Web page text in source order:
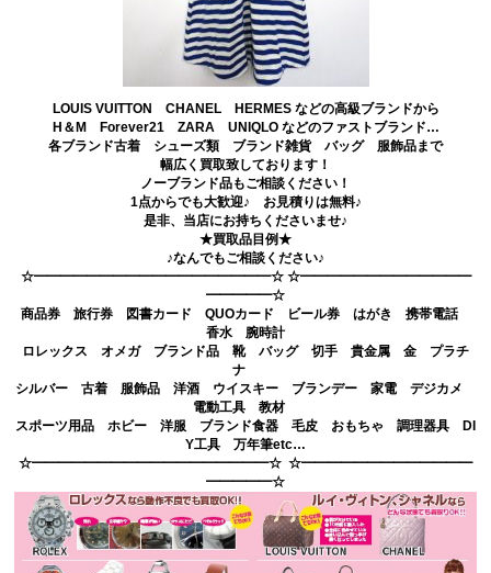
LOUIS VUITTON CHANEL HERMES などの高級ブランドから
H＆M Forever21 ZARA UNIQLO などのファストブランド…
各ブランド古着 シューズ類 ブランド雑貨 バッグ 服飾品まで
幅広く買取致しております！
ノーブランド品もご相談ください！
1点からでも大歓迎♪ お見積りは無料♪
是非、当店にお持ちくださいませ♪
★買取品目例★
♪なんでもご相談ください♪
☆━━━━━━━━━━━━━━━━━━☆ ☆━━━━━━━━━━━━━
━━━━━☆
商品券 旅行券 図書カード QUOカード ビール券 はがき 携帯電話
香水 腕時計
ロレックス オメガ ブランド品 靴 バッグ 切手 貴金属 金 プラチ
ナ
シルバー 古着 服飾品 洋酒 ウイスキー ブランデー 家電 デジカメ
電動工具 教材
スポーツ用品 ホビー 洋服 ブランド食器 毛皮 おもちゃ 調理器具 DI
Y工具 万年筆etc…
☆━━━━━━━━━━━━━━━━━━☆ ☆━━━━━━━━━━━━━
━━━━━☆